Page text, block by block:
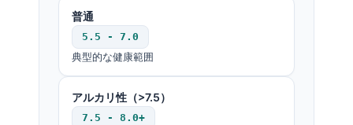
普通
5.5 - 7.0
典型的な健康範囲
アルカリ性（>7.5）
7.5 - 8.0+